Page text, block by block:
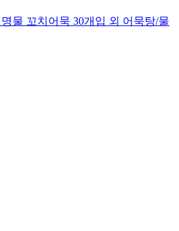
물 꼬치어묵 30개입 외 어묵탕/물